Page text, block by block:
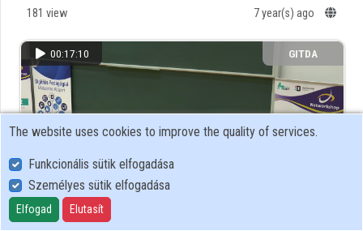
181 view 7 year(s) ago
00:17:10 GITDA
The website uses cookies to improve the quality of services.
Funkcionális sütik elfogadása
Személyes sütik elfogadása
Elfogad Elutasít